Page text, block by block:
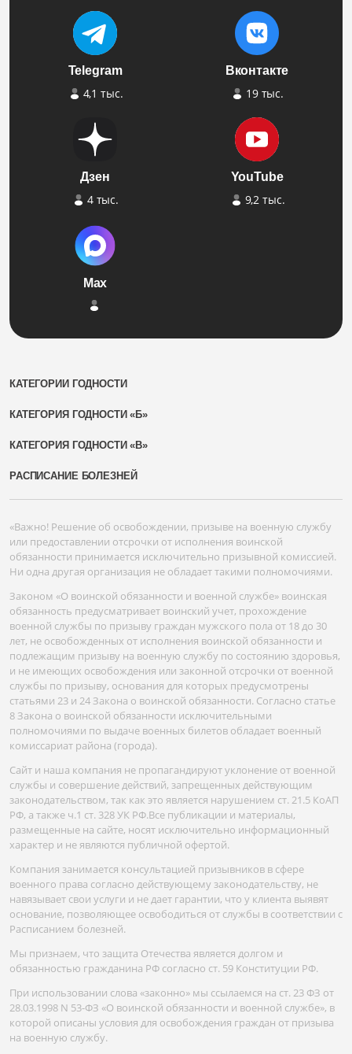
Telegram
4,1 тыс.
Вконтакте
19 тыс.
Дзен
4 тыс.
YouTube
9,2 тыс.
Max
КАТЕГОРИИ ГОДНОСТИ
КАТЕГОРИЯ ГОДНОСТИ «Б»
КАТЕГОРИЯ ГОДНОСТИ «В»
РАСПИСАНИЕ БОЛЕЗНЕЙ
«Важно! Решение об освобождении, призыве на военную службу
или предоставлении отсрочки от исполнения воинской
обязанности принимается исключительно призывной комиссией.
Ни одна другая организация не обладает такими полномочиями.
Законом «О воинской обязанности и военной службе» воинская
обязанность предусматривает воинский учет, прохождение
военной службы по призыву граждан мужского пола от 18 до 30
лет, не освобожденных от исполнения воинской обязанности и
подлежащим призыву на военную службу по состоянию здоровья,
и не имеющих освобождения или законной отсрочки от военной
службы по призыву, основания для которых предусмотрены
статьями 23 и 24 Закона о воинской обязанности. Согласно статье
8 Закона о воинской обязанности исключительными
полномочиями по выдаче военных билетов обладает военный
комиссариат района (города).
Сайт и наша компания не пропагандируют уклонение от военной
службы и совершение действий, запрещенных действующим
законодательством, так как это является нарушением ст. 21.5 КоАП
РФ, а также ч.1 ст. 328 УК РФ.Все публикации и материалы,
размещенные на сайте, носят исключительно информационный
характер и не являются публичной офертой.
Компания занимается консультацией призывников в сфере
военного права согласно действующему законодательству, не
навязывает свои услуги и не дает гарантии, что у клиента выявят
основание, позволяющее освободиться от службы в соответствии с
Расписанием болезней.
Мы признаем, что защита Отечества является долгом и
обязанностью гражданина РФ согласно ст. 59 Конституции РФ.
При использовании слова «законно» мы ссылаемся на ст. 23 ФЗ от
28.03.1998 N 53-ФЗ «О воинской обязанности и военной службе», в
которой описаны условия для освобождения граждан от призыва
на военную службу.